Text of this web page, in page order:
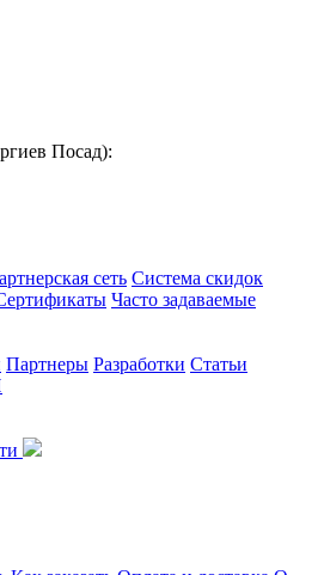
Посад):
сеть Система скидок
Часто задаваемые
Партнеры Разработки Статьи